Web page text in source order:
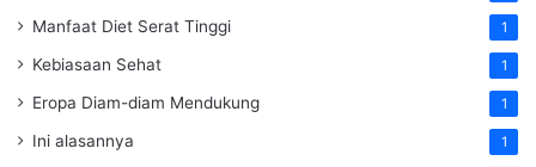
Manfaat Diet Serat Tinggi 1
Kebiasaan Sehat 1
Eropa Diam-diam Mendukung 1
Ini alasannya 1